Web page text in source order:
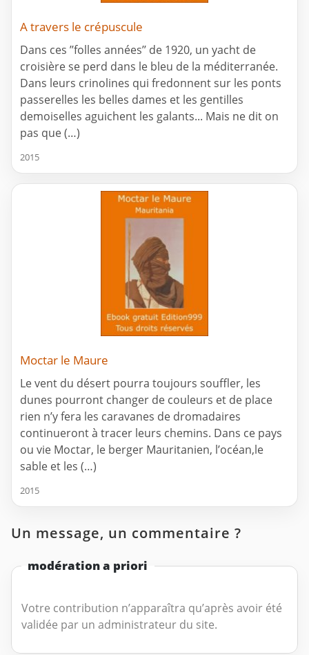
A travers le crépuscule
Dans ces ’’folles années’’ de 1920, un yacht de
croisière se perd dans le bleu de la méditerranée.
Dans leurs crinolines qui fredonnent sur les ponts
passerelles les belles dames et les gentilles
demoiselles aguichent les galants... Mais ne dit on
pas que (…)
2015
Moctar le Maure
Le vent du désert pourra toujours souffler, les
dunes pourront changer de couleurs et de place
rien n’y fera les caravanes de dromadaires
continueront à tracer leurs chemins. Dans ce pays
ou vie Moctar, le berger Mauritanien, l’océan,le
sable et les (…)
2015
Un message, un commentaire ?
modération a priori
Votre contribution n’apparaîtra qu’après avoir été
validée par un administrateur du site.